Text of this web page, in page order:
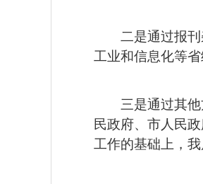
二是通过报
工业和信息化等
三是通过其
民政府、市人民
工作的基础上，